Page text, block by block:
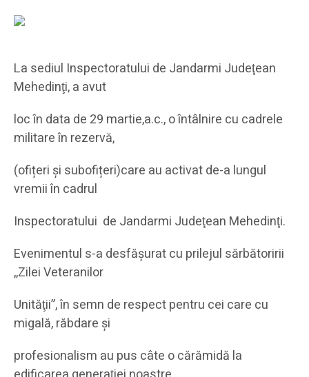
La sediul Inspectoratului de Jandarmi Judeţean
Mehedinţi, a avut
loc în data de 29 martie,a.c., o întâlnire cu cadrele
militare în rezervă,
(ofițeri și subofițeri)care au activat de-a lungul
vremii în cadrul
Inspectoratului de Jandarmi Judeţean Mehedinţi.
Evenimentul s-a desfăşurat cu prilejul sărbătoririi
,,Zilei Veteranilor
Unităţii”, în semn de respect pentru cei care cu
migală, răbdare şi
profesionalism au pus câte o cărămidă la